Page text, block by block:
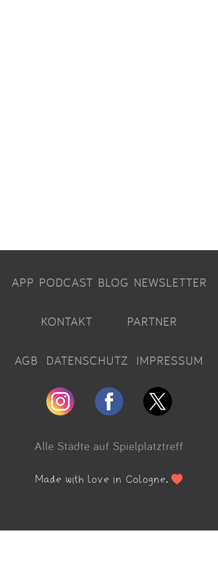
APP PODCAST BLOG NEWSLETTER
KONTAKT PARTNER
AGB DATENSCHUTZ IMPRESSUM
Alle Städte auf Spielplatztreff
Made with love in Cologne.